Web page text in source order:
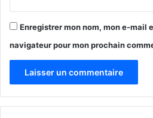
H Enregistrer mon nom, mon e-mail
navigateur pour mon prochain